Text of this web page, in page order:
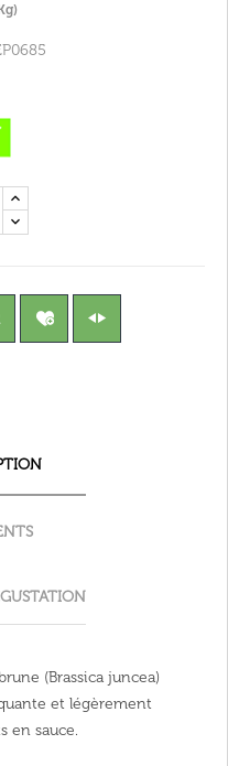
(Brassica juncea)
et légèrement
en sauce.